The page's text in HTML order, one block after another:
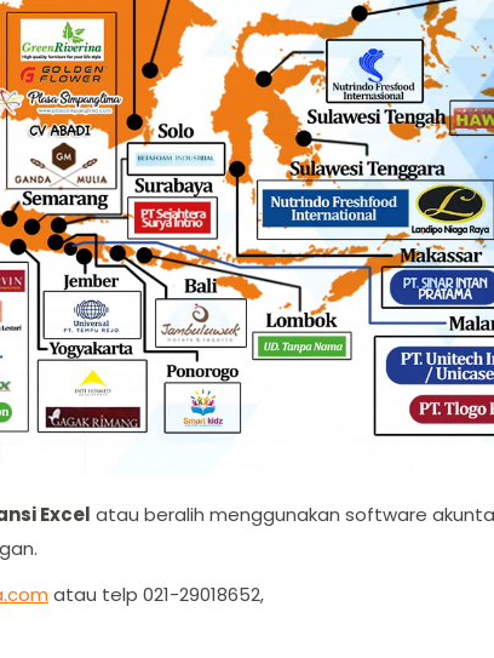
Excel atau beralih menggunakan software
atau telp 021-29018652,